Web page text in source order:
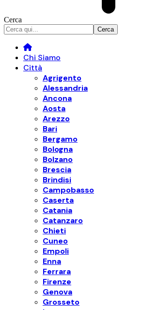
Cerca
Chi Siamo
Città
Agrigento
Alessandria
Ancona
Aosta
Arezzo
Bari
Bergamo
Bologna
Bolzano
Brescia
Brindisi
Campobasso
Caserta
Catania
Catanzaro
Chieti
Cuneo
Empoli
Enna
Ferrara
Firenze
Genova
Grosseto